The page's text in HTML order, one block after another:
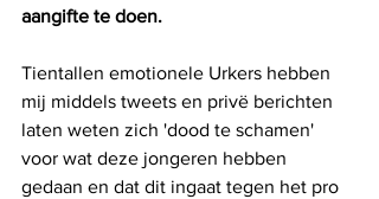
aangifte te doen.
Tientallen emotionele Urkers hebben
mij middels tweets en privë berichten
laten weten zich 'dood te schamen'
voor wat deze jongeren hebben
gedaan en dat dit ingaat tegen het pro